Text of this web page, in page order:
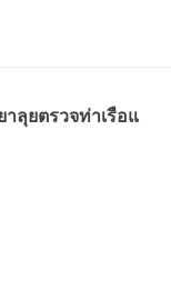
ลุยตรวจท่าเรือแ